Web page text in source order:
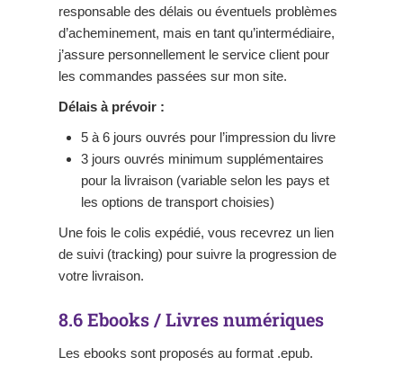
responsable des délais ou éventuels problèmes
d’acheminement, mais en tant qu’intermédiaire,
j’assure personnellement le service client pour
les commandes passées sur mon site.
Délais à prévoir :
5 à 6 jours ouvrés pour l’impression du livre
3 jours ouvrés minimum supplémentaires
pour la livraison (variable selon les pays et
les options de transport choisies)
Une fois le colis expédié, vous recevrez un lien
de suivi (tracking) pour suivre la progression de
votre livraison.
8.6 Ebooks / Livres numériques
Les ebooks sont proposés au format .epub.